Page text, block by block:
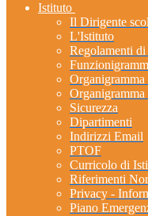
Istituto
Il Dirigente
L'Istituto
Regolamenti
Sicurezza
Dipartimenti
Indirizzi Email
PTOF
Curricolo di
Riferimenti
Privacy -
Piano